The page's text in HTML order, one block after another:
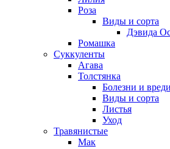
Роза
Виды и сорта
Дэвида
Ромашка
Суккуленты
Агава
Толстянка
Болезни и
Виды и сорта
Листья
Уход
Травянистые
Мак